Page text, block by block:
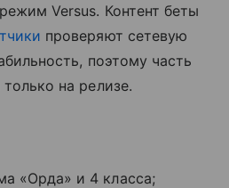
Versus. Контент беты
проверяют сетевую
поэтому часть
на релизе.
«Орда» и 4 класса;